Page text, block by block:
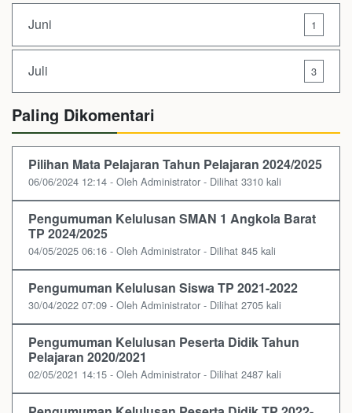
Juni 1
Juli 3
Paling Dikomentari
Pilihan Mata Pelajaran Tahun Pelajaran 2024/2025
06/06/2024 12:14 - Oleh Administrator - Dilihat 3310 kali
Pengumuman Kelulusan SMAN 1 Angkola Barat
TP 2024/2025
04/05/2025 06:16 - Oleh Administrator - Dilihat 845 kali
Pengumuman Kelulusan Siswa TP 2021-2022
30/04/2022 07:09 - Oleh Administrator - Dilihat 2705 kali
Pengumuman Kelulusan Peserta Didik Tahun
Pelajaran 2020/2021
02/05/2021 14:15 - Oleh Administrator - Dilihat 2487 kali